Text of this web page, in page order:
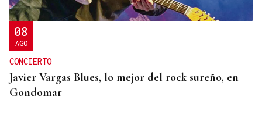
eclipse con más de 24.000 agentes
08
AGO
CONCIERTO
Javier Vargas Blues, lo mejor del rock sureño, en
Gondomar